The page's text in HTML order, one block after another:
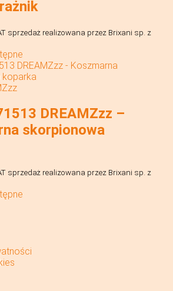
sprzedaż realizowana przez Brixani sp. z
DREAMZzz –
skorpionowa
sprzedaż realizowana przez Brixani sp. z